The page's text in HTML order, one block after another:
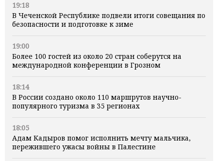
19:18
В Чеченской Республике подвели итоги совещания по
безопасности и подготовке к зиме
19:00
Более 100 гостей из около 20 стран соберутся на
международной конференции в Грозном
18:14
В России создано около 110 маршрутов научно-
популярного туризма в 35 регионах
18:05
Адам Кадыров помог исполнить мечту мальчика,
пережившего ужасы войны в Палестине